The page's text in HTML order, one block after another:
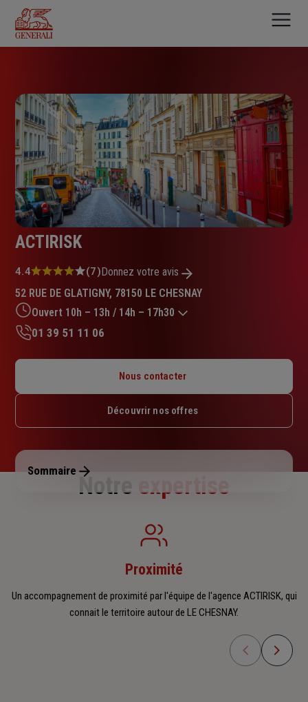
contenu
principal
ACTIRISK
Note
4.4
sur
5
étoiles
4.4 (7)Donnez votre avis
52 RUE DE GLATIGNY, 78150 LE CHESNAY
Ouvert 10h – 13h / 14h – 17h30
Mardi : 10h – 13h / 14h – 17h30
Jeudi : 10h – 13h / 14h – 17h30
Dimanche : Fermé
01 39 51 11 06
Nous contacter
Découvrir nos offres
Sommaire
Notre expertise
Proximité
Un accompagnement de proximité par l'équipe de l'agence ACTIRISK, qui
connait le territoire autour de LE CHESNAY.